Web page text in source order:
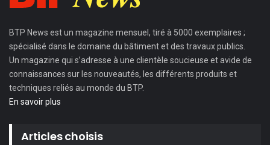
BTP News est un magazine mensuel, tiré à 5000 exemplaires ;
spécialisé dans le domaine du bâtiment et des travaux publics.
Un magazine qui s’adresse à une clientèle soucieuse et avide de
connaissances sur les nouveautés, les différents produits et
techniques reliés au monde du BTP.
En savoir plus
Articles choisis